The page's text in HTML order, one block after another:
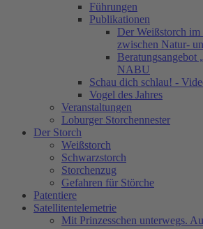
Führungen
Publikationen
Der Weißstorch im
zwischen Natur-
Beratungsangebot
NABU
Schau dich schlau! -
Vogel des Jahres
Veranstaltungen
Loburger Storchennester
Der Storch
Weißstorch
Schwarzstorch
Storchenzug
Gefahren für Störche
Patentiere
Satellitentelemetrie
Mit Prinzesschen unterwegs.